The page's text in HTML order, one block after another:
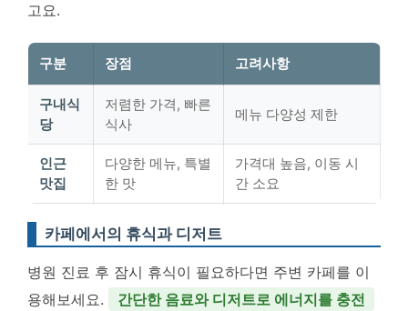
고요.
구분 장점 고려사항
구내식
당
저렴한 가격, 빠른
식사
메뉴 다양성 제한
인근
맛집
다양한 메뉴, 특별
한 맛
가격대 높음, 이동 시
간 소요
카페에서의 휴식과 디저트
병원 진료 후 잠시 휴식이 필요하다면 주변 카페를 이
용해보세요.
간단한 음료와 디저트로 에너지를 충전